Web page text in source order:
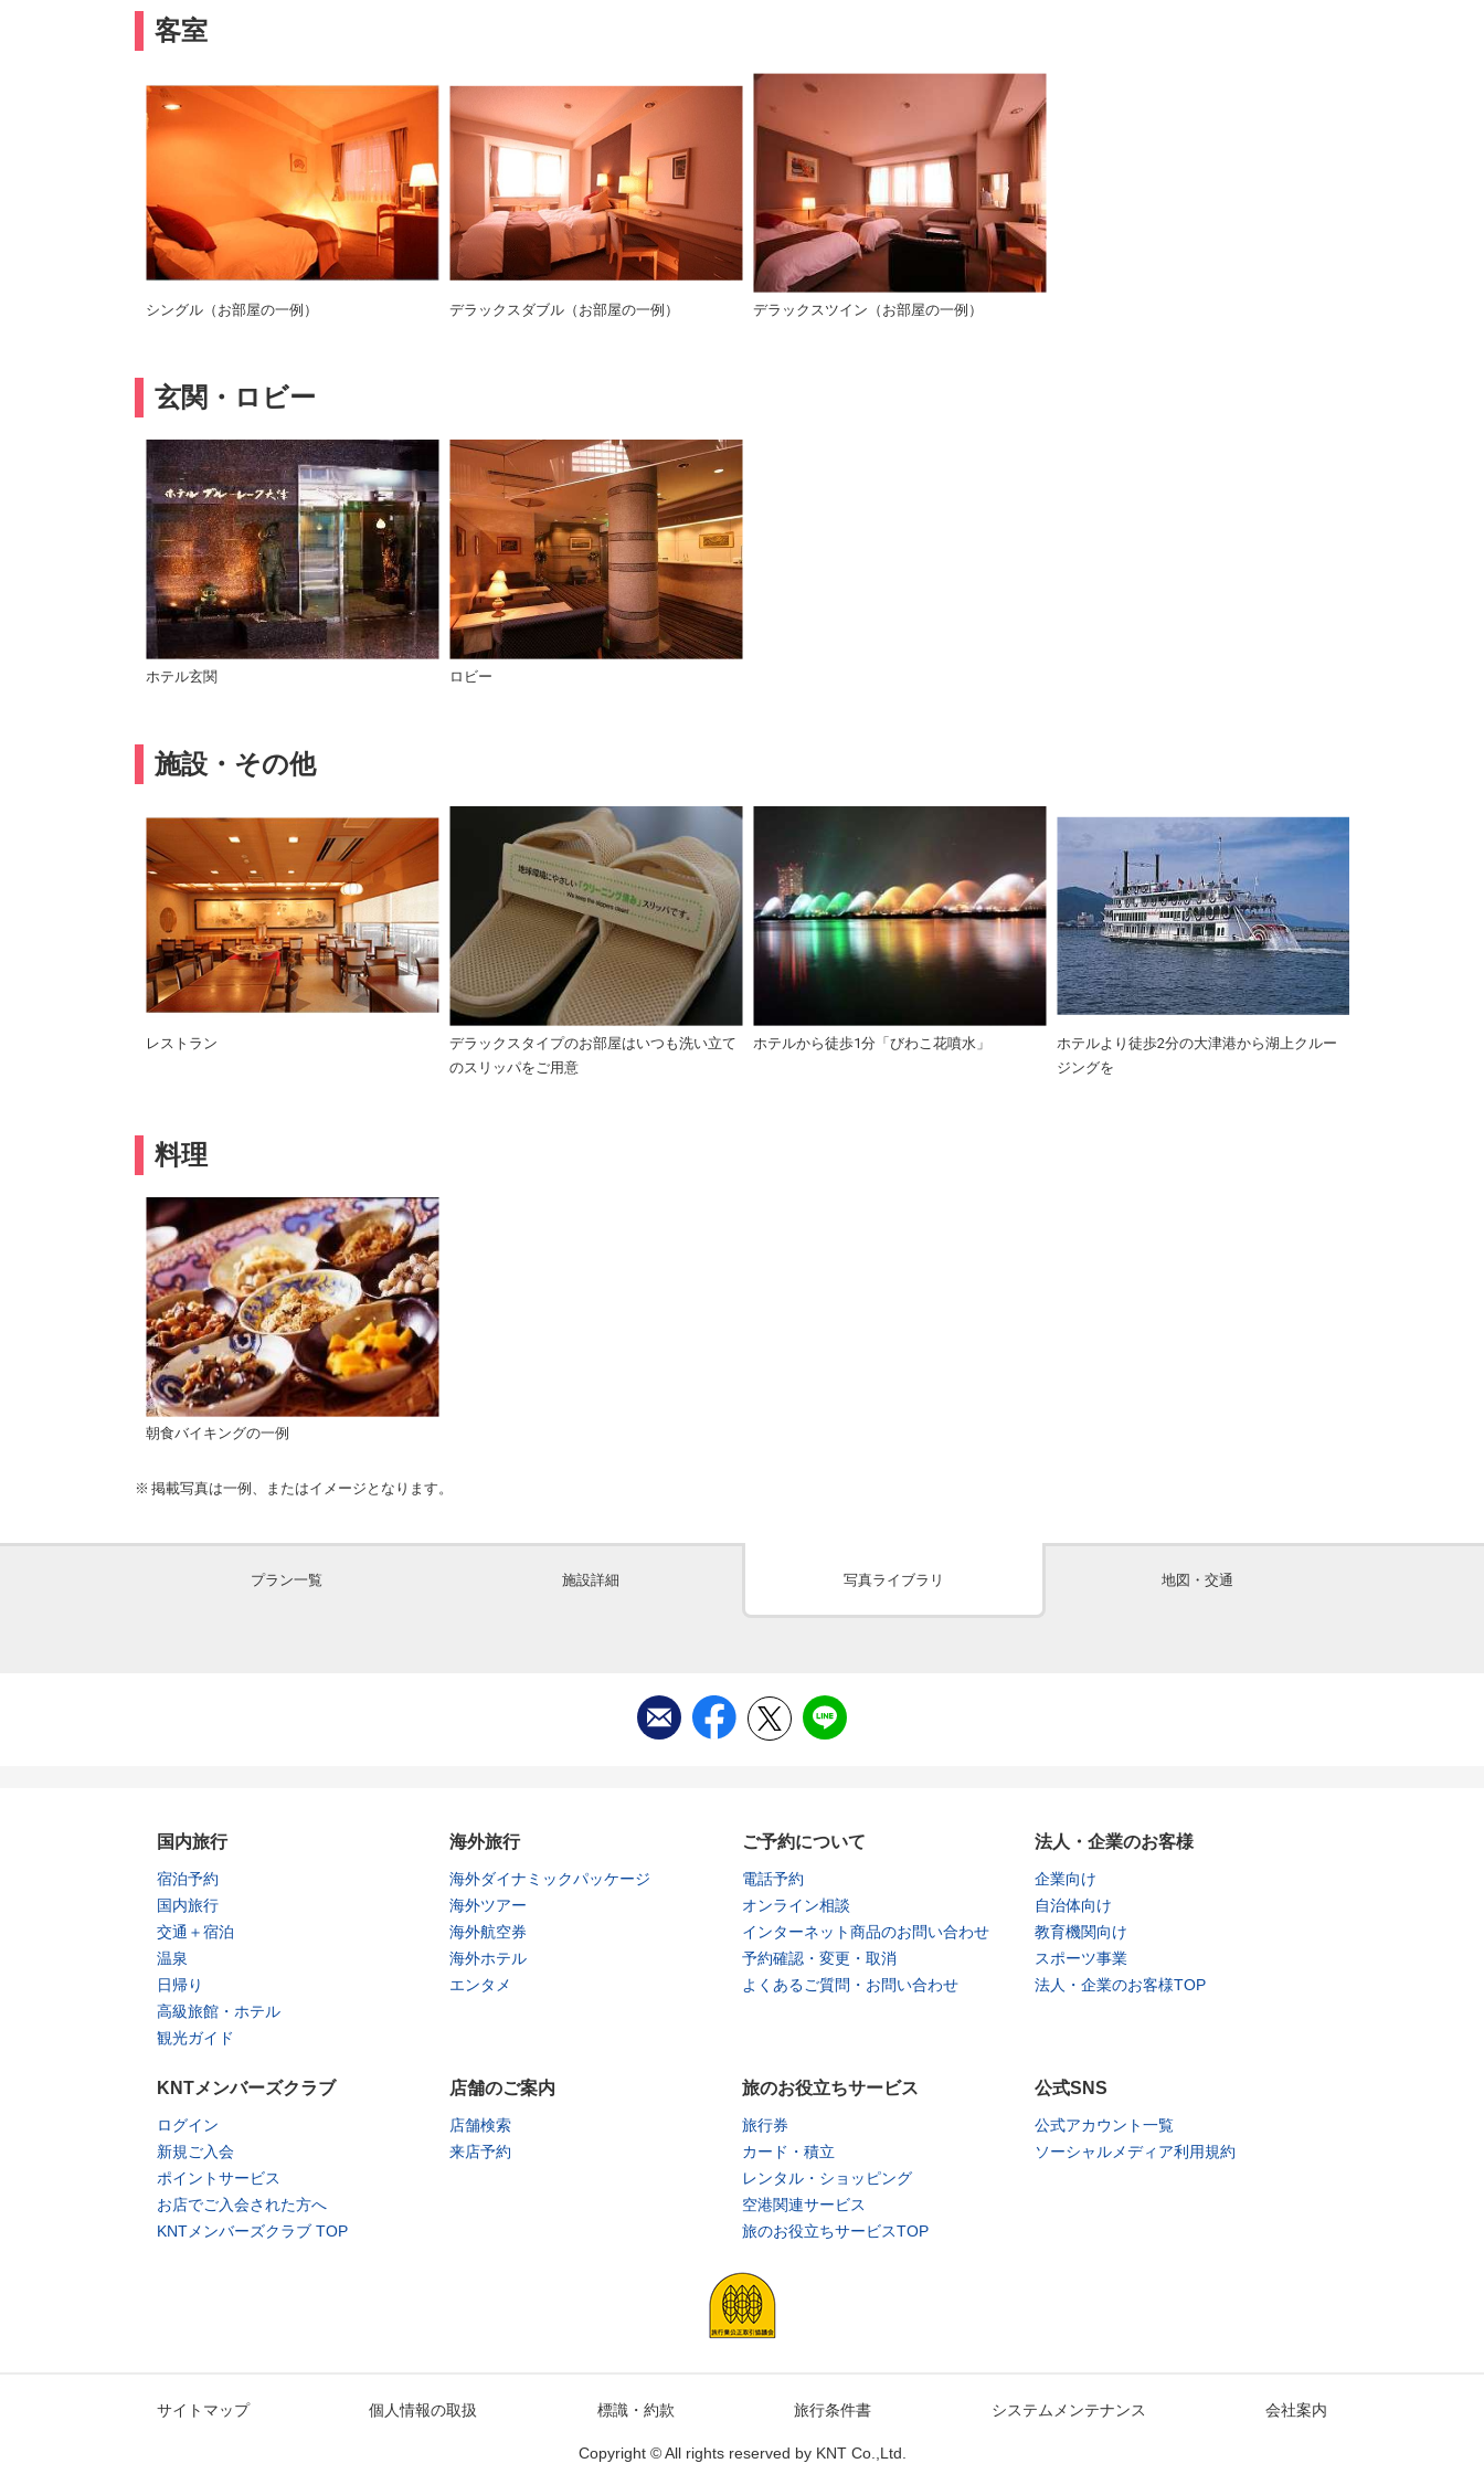
客室
シングル（お部屋の一例） デラックスダブル（お部屋の一例） デラックスツイン（お部屋の一例）
玄関・ロビー
ホテル玄関 ロビー
施設・その他
レストラン
デラックスタイプのお部屋はいつも洗い立て
のスリッパをご用意
ホテルから徒歩1分「びわこ花噴水」
ホテルより徒歩2分の大津港から湖上クルー
ジングを
料理
朝食バイキングの一例
掲載写真は一例、またはイメージとなります。
プラン一覧 施設詳細 写真ライブラリ 地図・交通
国内旅行
宿泊予約
国内旅行
交通＋宿泊
温泉
日帰り
高級旅館・ホテル
観光ガイド
海外旅行
海外ダイナミックパッケージ
海外ツアー
海外航空券
海外ホテル
エンタメ
ご予約について
電話予約
オンライン相談
インターネット商品のお問い合わせ
予約確認・変更・取消
よくあるご質問・お問い合わせ
法人・企業のお客様
企業向け
自治体向け
教育機関向け
スポーツ事業
法人・企業のお客様TOP
KNTメンバーズクラブ
ログイン
新規ご入会
ポイントサービス
お店でご入会された方へ
KNTメンバーズクラブ TOP
店舗のご案内
店舗検索
来店予約
旅のお役立ちサービス
旅行券
カード・積立
レンタル・ショッピング
空港関連サービス
旅のお役立ちサービスTOP
公式SNS
公式アカウント一覧
ソーシャルメディア利用規約
サイトマップ 個人情報の取扱 標識・約款 旅行条件書 システムメンテナンス 会社案内
Copyright © All rights reserved by KNT Co.,Ltd.